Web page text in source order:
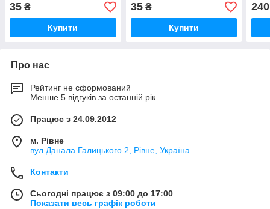
35 ₴
Купити
35₴
Купити
240
Про нас
Рейтинг не сформований
Менше 5 відгуків за останній рік
Працює з 24.09.2012
м. Рівне
вул.Данала Галицького 2, Рівне, Україна
Контакти
Сьогодні працює з 09:00 до 17:00
Показати весь графік роботи